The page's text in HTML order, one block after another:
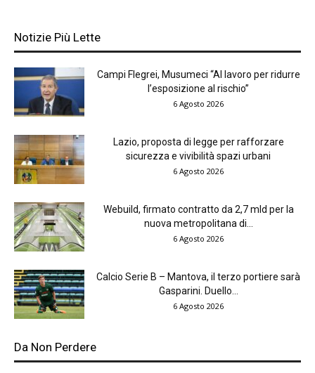
Notizie Più Lette
Campi Flegrei, Musumeci “Al lavoro per ridurre
l’esposizione al rischio”
6 Agosto 2026
Lazio, proposta di legge per rafforzare
sicurezza e vivibilità spazi urbani
6 Agosto 2026
Webuild, firmato contratto da 2,7 mld per la
nuova metropolitana di...
6 Agosto 2026
Calcio Serie B – Mantova, il terzo portiere sarà
Gasparini. Duello...
6 Agosto 2026
Da Non Perdere